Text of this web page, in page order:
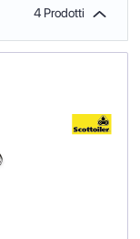
4 Prodotti